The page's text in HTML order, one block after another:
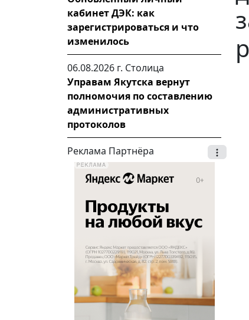
кабинет ДЭК: как
зарегистрироваться и что
изменилось
06.08.2026 г. Столица
Управам Якутска вернут
полномочия по составлению
административных
протоколов
Реклама Партнёра